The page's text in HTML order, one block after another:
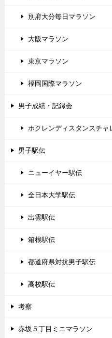
別府大分毎日マラソン
大阪マラソン
東京マラソン
福岡国際マラソン
男子成績・記録会
ホクレンディスタンスチャ
男子駅伝
ニューイヤー駅伝
全日本大学駅伝
出雲駅伝
箱根駅伝
都道府県対抗男子駅伝
高校駅伝
考察
赤坂５丁目ミニマラソン